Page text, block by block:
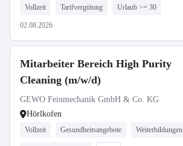
Vollzeit Tarifvergütung Urlaub >= 30
02.08.2026
Mitarbeiter Bereich High Purity
Cleaning (m/w/d)
GEWO Feinmechanik GmbH & Co. KG
Hörlkofen
Vollzeit Gesundheitsangebote Weiterbildungen